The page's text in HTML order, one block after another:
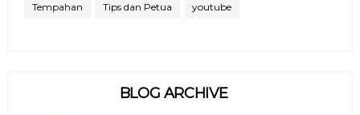
Tempahan Tips dan Petua youtube
BLOG ARCHIVE